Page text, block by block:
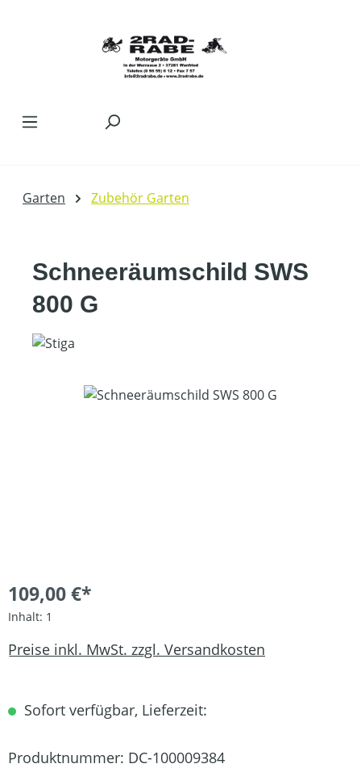
Garten Zubehör Garten
Schneeräumschild SWS
800 G
Bildergalerie überspringen
109,00 €*
Inhalt: 1
Preise inkl. MwSt. zzgl. Versandkosten
Sofort verfügbar, Lieferzeit:
Produktnummer: DC-100009384